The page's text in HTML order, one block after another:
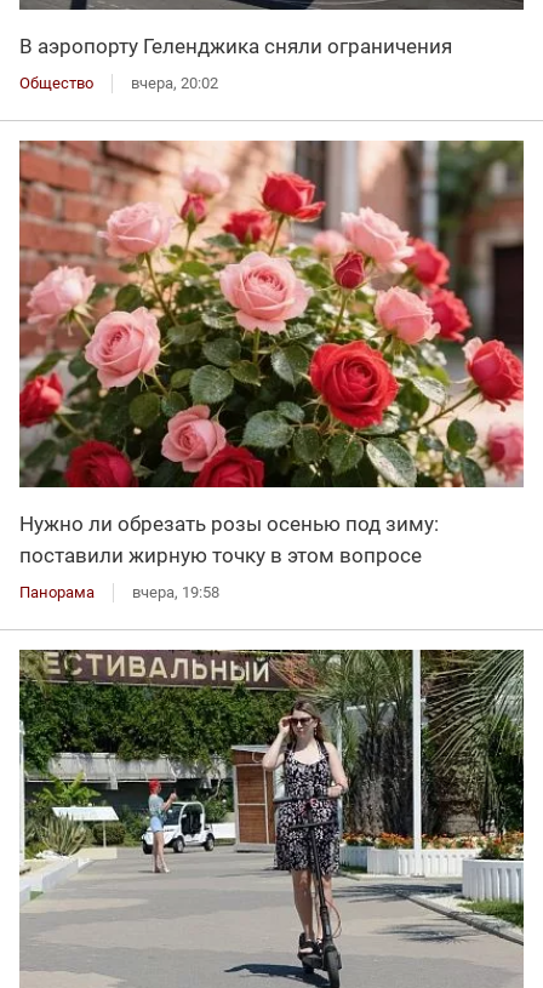
В аэропорту Геленджика сняли ограничения
Общество вчера, 20:02
Нужно ли обрезать розы осенью под зиму:
поставили жирную точку в этом вопросе
Панорама вчера, 19:58